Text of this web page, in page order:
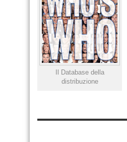
Il Database della
distribuzione